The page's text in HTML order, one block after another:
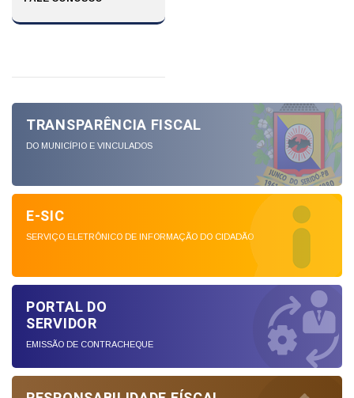
TRANSPARÊNCIA FISCAL
DO MUNICÍPIO E VINCULADOS
E-SIC
SERVIÇO ELETRÔNICO DE INFORMAÇÃO DO CIDADÃO
PORTAL DO
SERVIDOR
EMISSÃO DE CONTRACHEQUE